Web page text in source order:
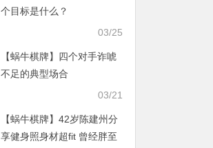
个目标是什么？
03/25
【蜗牛棋牌】​四个对手诈唬
不足的典型场合
03/21
【蜗牛棋牌】42岁陈建州分
享健身照身材超fit 曾经胖至